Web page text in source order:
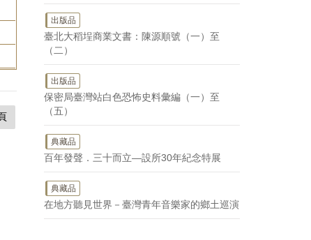
出版品
臺北大稻埕商業文書：陳源順號（一）至
（二）
出版品
保密局臺灣站白色恐怖史料彙編（一）至
（五）
典藏品
百年發聲．三十而立—設所30年紀念特展
典藏品
在地方聽見世界－臺灣青年音樂家的鄉土巡演